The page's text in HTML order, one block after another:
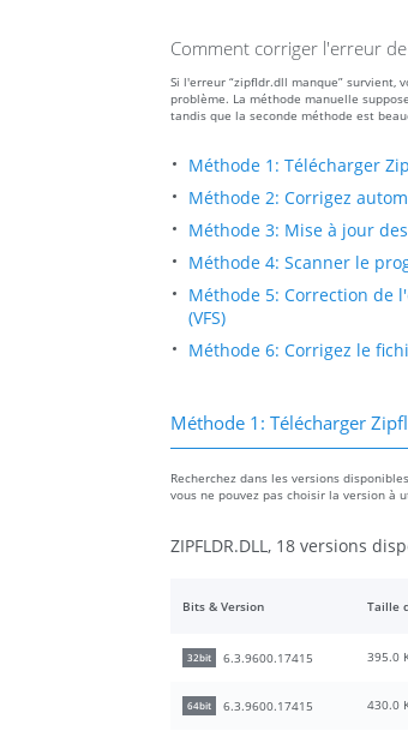
Comment corriger l'erreur
Si l'erreur “zipfldr.dll manque” survient,
problème. La méthode manuelle
tandis que la seconde méthode est
Méthode 1: Télécharger
Méthode 2: Corrigez
Méthode 3: Mise à jour
Méthode 4: Scanner le
Méthode 5: Correction de
(VFS)
Méthode 6: Corrigez le
Méthode 1: Télécharger
Recherchez dans les versions
vous ne pouvez pas choisir la version à
ZIPFLDR.DLL, 18 versions
Bits & Version
32bit 6.3.9600.17415 395.0
64bit 6.3.9600.17415 430.0